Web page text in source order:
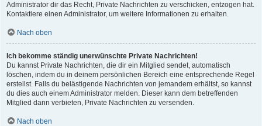
Administrator dir das Recht, Private Nachrichten zu verschicken, entzogen hat.
Kontaktiere einen Administrator, um weitere Informationen zu erhalten.
Nach oben
Ich bekomme ständig unerwünschte Private Nachrichten!
Du kannst Private Nachrichten, die dir ein Mitglied sendet, automatisch
löschen, indem du in deinem persönlichen Bereich eine entsprechende Regel
erstellst. Falls du belästigende Nachrichten von jemandem erhältst, so kannst
du dies auch einem Administrator melden. Dieser kann dem betreffenden
Mitglied dann verbieten, Private Nachrichten zu versenden.
Nach oben